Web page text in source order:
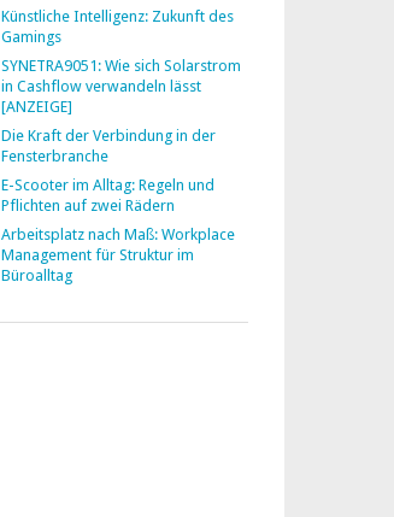
Künstliche Intelligenz: Zukunft des
Gamings
SYNETRA9051: Wie sich Solarstrom
in Cashflow verwandeln lässt
[ANZEIGE]
Die Kraft der Verbindung in der
Fensterbranche
E-Scooter im Alltag: Regeln und
Pflichten auf zwei Rädern
Arbeitsplatz nach Maß: Workplace
Management für Struktur im
Büroalltag